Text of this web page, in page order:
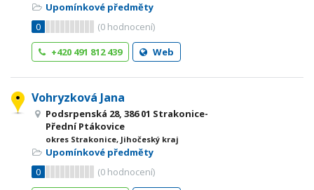
Upomínkové předměty
0
(0 hodnocení)
+420 491 812 439
Web
Vohryzková Jana
Podsrpenská 28, 386 01 Strakonice-
Přední Ptákovice
okres Strakonice, Jihočeský kraj
Upomínkové předměty
0
(0 hodnocení)